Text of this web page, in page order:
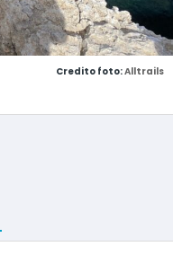
Credito foto:Alltrails